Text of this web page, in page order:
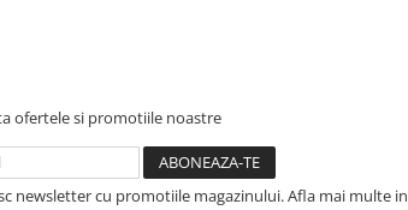
ofertele si promotiile noastre
newsletter cu promotiile magazinului. Afla mai multe in